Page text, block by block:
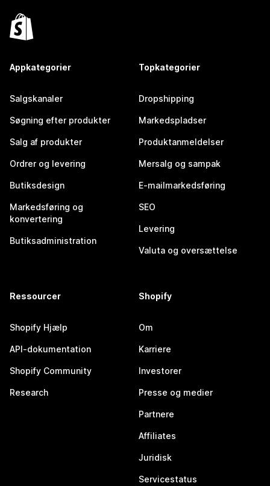
Appkategorier
Salgskanaler
Søgning efter produkter
Salg af produkter
Ordrer og levering
Butiksdesign
Markedsføring og
konvertering
Butiksadministration
Topkategorier
Dropshipping
Markedspladser
Produktanmeldelser
Mersalg og sampak
E-mailmarkedsføring
SEO
Levering
Valuta og oversættelse
Ressourcer
Shopify Hjælp
API-dokumentation
Shopify Community
Research
Shopify
Om
Karriere
Investorer
Presse og medier
Partnere
Affiliates
Juridisk
Servicestatus